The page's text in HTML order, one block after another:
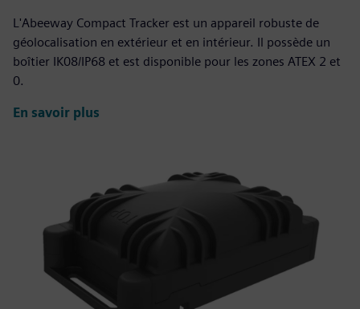
L'Abeeway Compact Tracker est un appareil robuste de
géolocalisation en extérieur et en intérieur. Il possède un
boîtier IK08/IP68 et est disponible pour les zones ATEX 2 et
0.
En savoir plus